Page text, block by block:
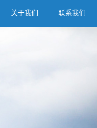
关于我们 联系我们